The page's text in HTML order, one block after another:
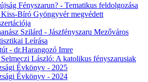
Fényszarun? - Tematikus feldolgozása
Bíró Gyöngyvér megvédett
Szilárd - Jászfényszaru Mezőváros
Leírása
- dr.Harangozó Imre
László: A katolikus fényszarusiak
Évkönyv - 2025
Évkönyv - 2024